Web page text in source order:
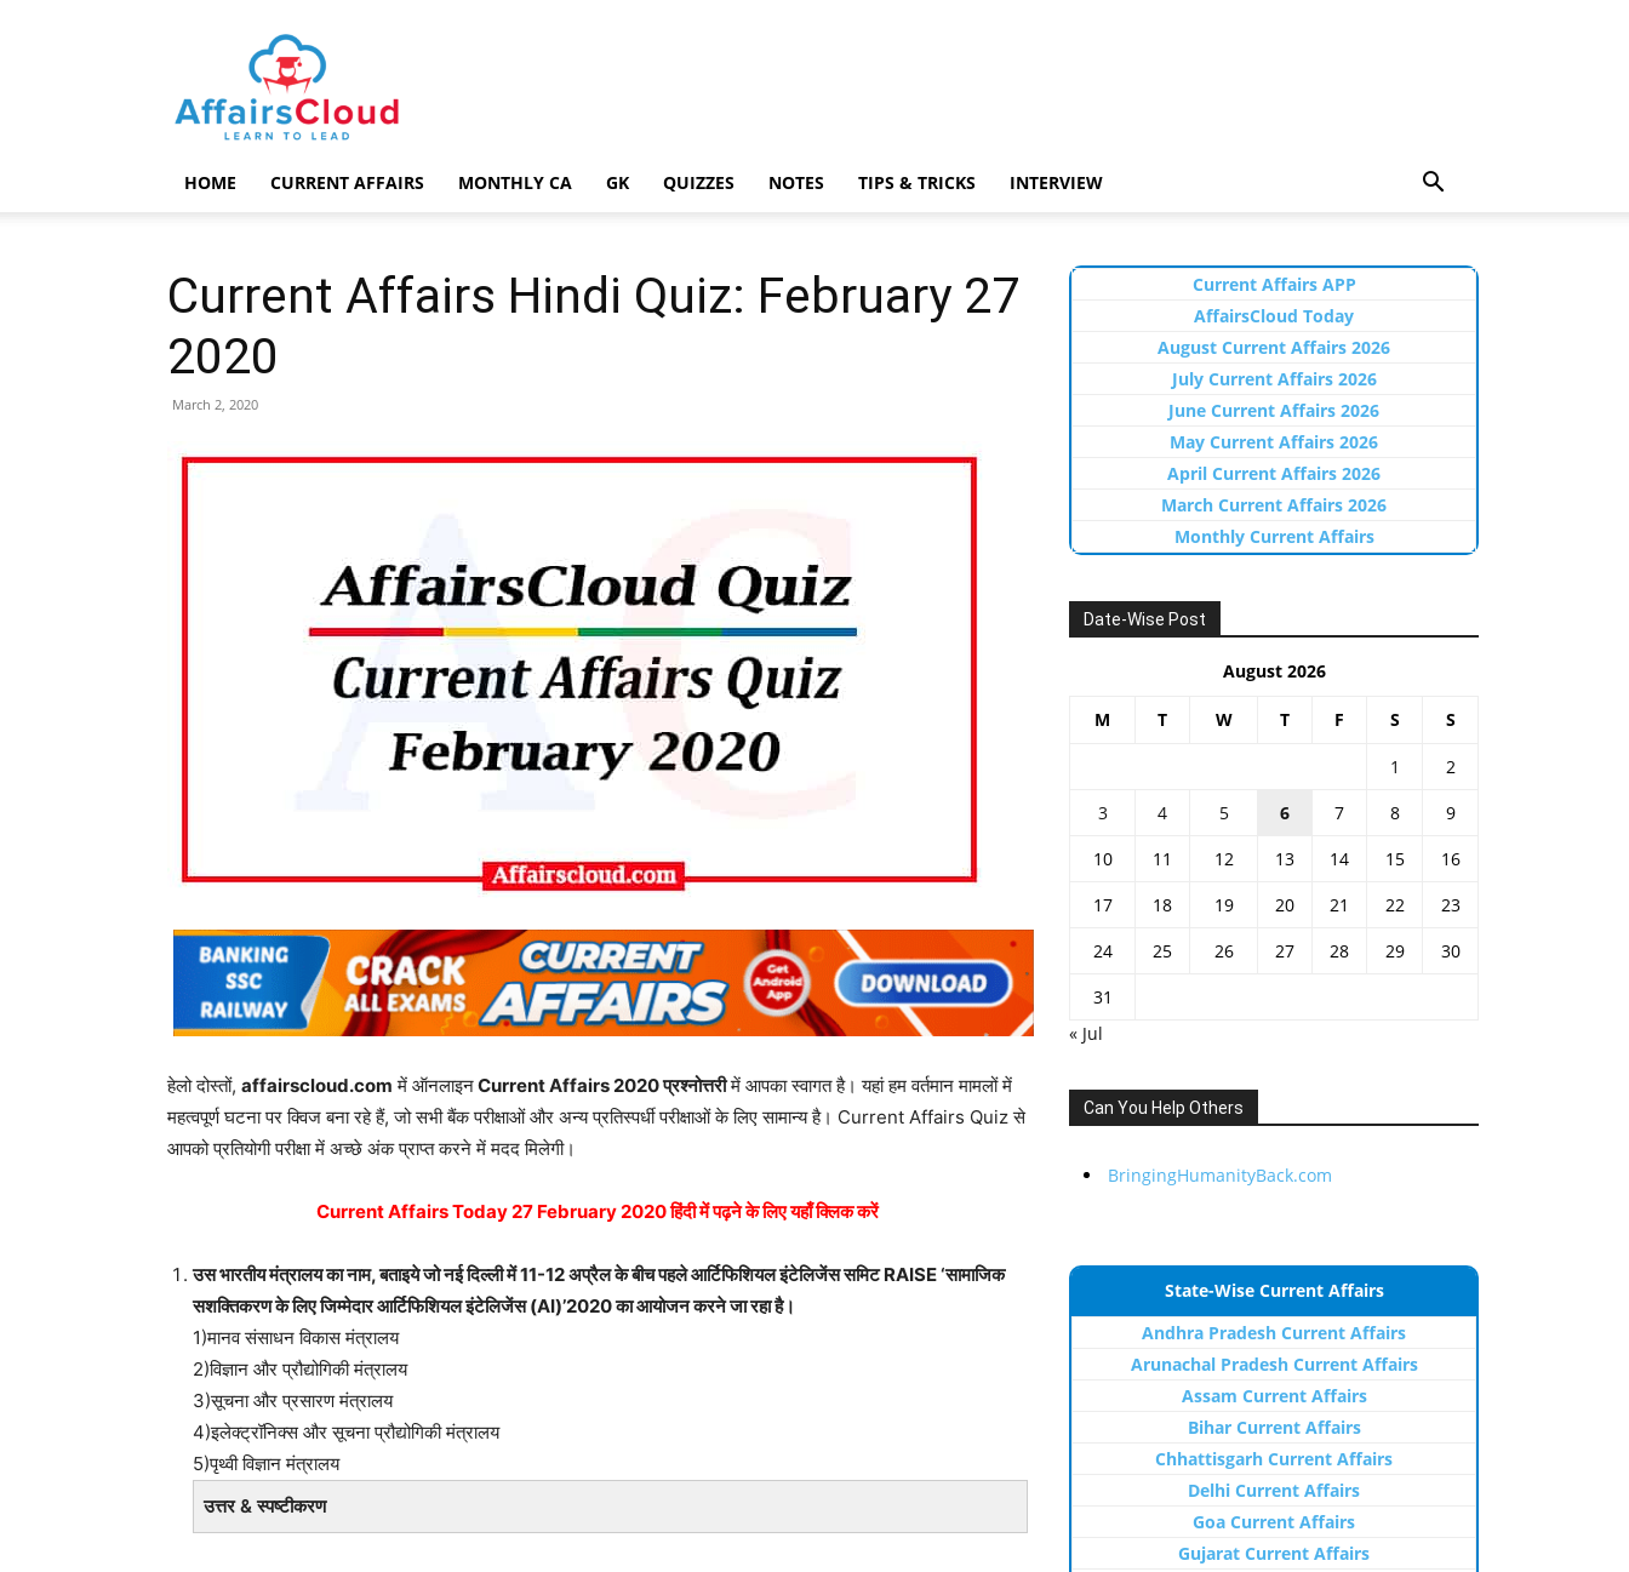
AffairsCloud.com
HOME CURRENT AFFAIRS MONTHLY CA GK QUIZZES NOTES TIPS & TRICKS INTERVIEW
Current Affairs Hindi Quiz: February 27
2020
March 2, 2020
हेलो दोस्तों, affairscloud.com में ऑनलाइनCurrent Affairs 2020 प्रश्नोत्तरीमें आपका स्वागत है। यहां हम वर्तमान मामलों में
महत्वपूर्ण घटना पर क्विज बना रहे हैं, जो सभी बैंक परीक्षाओं और अन्य प्रतिस्पर्धी परीक्षाओं के लिए सामान्य है। Current Affairs Quiz से
आपको प्रतियोगी परीक्षा में अच्छे अंक प्राप्त करने में मदद मिलेगी।
Current Affairs Today 27 February 2020 हिंदी में पढ़ने के लिए यहाँ क्लिक करें
उस भारतीय मंत्रालय का नाम, बताइये जो नई दिल्ली में 11-12 अप्रैल के बीच पहले आर्टिफिशियल इंटेलिजेंस समिट RAISE ‘सामाजिक
सशक्तिकरण के लिए जिम्मेदार आर्टिफिशियल इंटेलिजेंस (AI)’2020 का आयोजन करने जा रहा है।
1)मानव संसाधन विकास मंत्रालय
2)विज्ञान और प्रौद्योगिकी मंत्रालय
3)सूचना और प्रसारण मंत्रालय
4)इलेक्ट्रॉनिक्स और सूचना प्रौद्योगिकी मंत्रालय
5)पृथ्वी विज्ञान मंत्रालय
उत्तर & स्पष्टीकरण
Current Affairs APP
AffairsCloud Today
August Current Affairs 2026
July Current Affairs 2026
June Current Affairs 2026
May Current Affairs 2026
April Current Affairs 2026
March Current Affairs 2026
Monthly Current Affairs
Date-Wise Post
August 2026
M T W T F S S
1
2
3
4 5 6 7 8
9
10
11 12 13 14 15
16
17
18 19 20 21 22
23
24
25 26 27 28 29
30
31
« Jul
Can You Help Others
BringingHumanityBack.com
State-Wise Current Affairs
Andhra Pradesh Current Affairs
Arunachal Pradesh Current Affairs
Assam Current Affairs
Bihar Current Affairs
Chhattisgarh Current Affairs
Delhi Current Affairs
Goa Current Affairs
Gujarat Current Affairs